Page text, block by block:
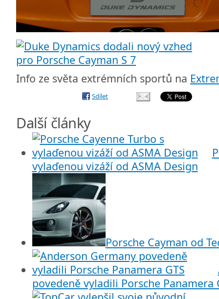
Info ze světa extrémních sportů na
Sdílet
Další články
vylaďenou vizáží od ASMA Design
Porsche Cayman od
povedeně vyladili Porsche Panamera